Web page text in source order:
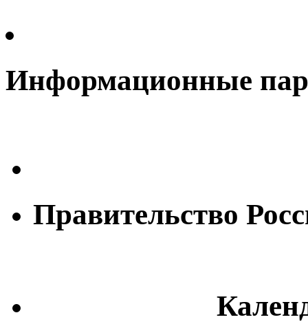
Информационные
Правительство